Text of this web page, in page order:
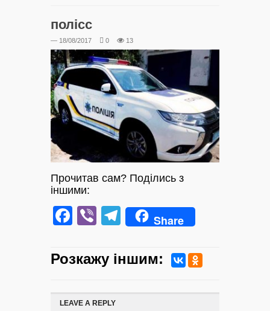
полісс
— 18/08/2017 0 13
Прочитав сам? Поділись з
іншими:
Facebook
ViberTelegram
Share
Розкажу iншим:
LEAVE A REPLY